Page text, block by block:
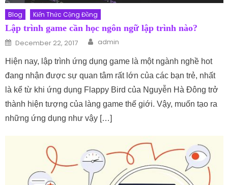
Blog Kiến Thức Cộng Đồng
Lập trình game cần học ngôn ngữ lập trình nào?
Posted on
December 22, 2017 Author
admin
Hiện nay, lập trình ứng dụng game là một ngành nghề hot
đang nhận được sự quan tâm rất lớn của các bạn trẻ, nhất
là kể từ khi ứng dụng Flappy Bird của Nguyễn Hà Đông trở
thành hiện tượng của làng game thế giới. Vậy, muốn tạo ra
những ứng dụng như vậy […]